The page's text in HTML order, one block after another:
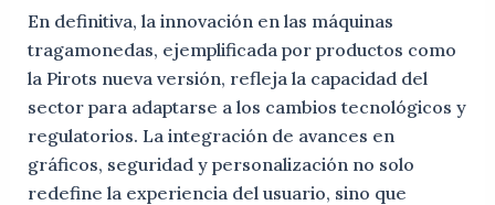
En definitiva, la innovación en las máquinas
tragamonedas, ejemplificada por productos como
la Pirots nueva versión, refleja la capacidad del
sector para adaptarse a los cambios tecnológicos y
regulatorios. La integración de avances en
gráficos, seguridad y personalización no solo
redefine la experiencia del usuario, sino que